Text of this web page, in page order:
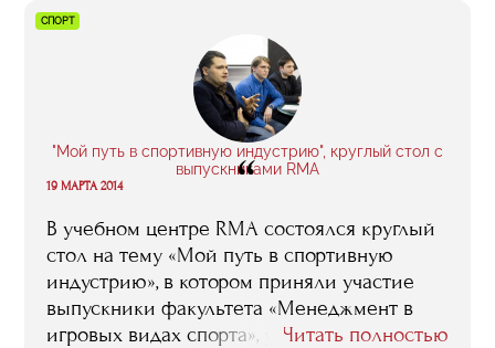
предоставляет: взять хотя бы те же
стажировки, и наши, и иностранные. В
общем, я ребятам, которые сейчас учатся,
по хорошему завидую. У нас того, что у них
СПОРТ
"Мой путь в спортивную индустрию", круглый стол с
выпускниками RMA
“
19 МАРТА 2014
В учебном центре RMA состоялся круглый
стол на тему «Мой путь в спортивную
индустрию», в котором приняли участие
выпускники факультета «Менеджмент в
игровых видах спорта», успешноЧитать полностью